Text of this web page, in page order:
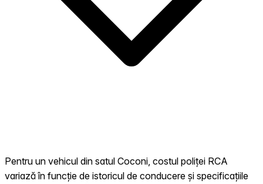
Pentru un vehicul din satul Coconi, costul poliței RCA
variază în funcție de istoricul de conducere și specificațiile